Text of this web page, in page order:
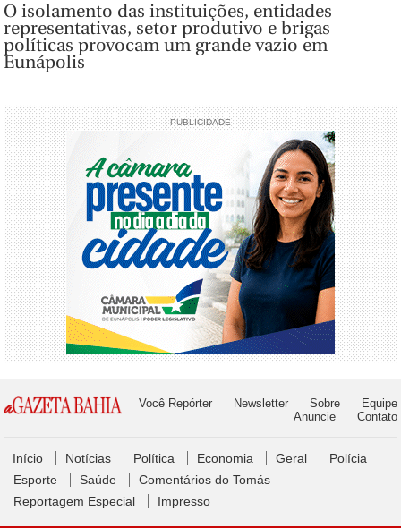
O isolamento das instituições, entidades
representativas, setor produtivo e brigas
políticas provocam um grande vazio em
Eunápolis
PUBLICIDADE
Você Repórter Newsletter Sobre
Equipe
Anuncie
Contato
Início Notícias Política Economia Geral
Polícia
Esporte
Saúde
Comentários do Tomás
Reportagem Especial
Impresso